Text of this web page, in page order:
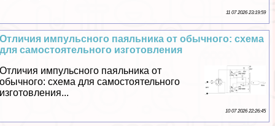
11 07 2026 23:19:59
Отличия импульсного паяльника от обычного: схема
для самостоятельного изготовления
Отличия импульсного паяльника от
обычного: схема для самостоятельного
изготовления...
10 07 2026 22:26:45